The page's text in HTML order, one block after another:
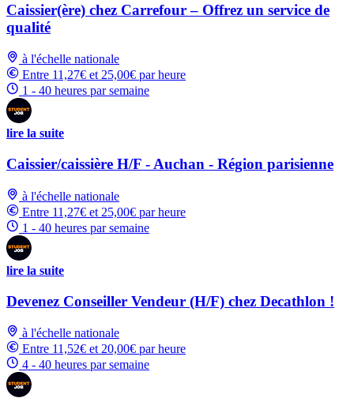
Caissier(ère) chez Carrefour – Offrez un service de
qualité
à l'échelle nationale
Entre 11,27€ et 25,00€ par heure
1 - 40 heures par semaine
lire la suite
Caissier/caissière H/F - Auchan - Région parisienne
à l'échelle nationale
Entre 11,27€ et 25,00€ par heure
1 - 40 heures par semaine
lire la suite
Devenez Conseiller Vendeur (H/F) chez Decathlon !
à l'échelle nationale
Entre 11,52€ et 20,00€ par heure
4 - 40 heures par semaine